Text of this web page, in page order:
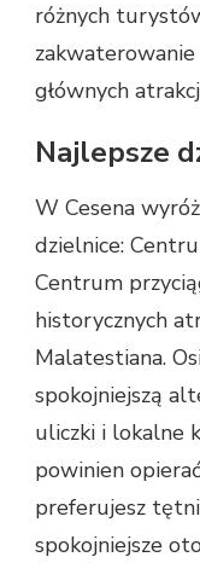
różnych
głównych
Najlepsze
W Cesena
dzielnice:
Centrum
historycznych
Malatestiana.
spokojniejszą
uliczki i lokalne
powinien
preferujesz
spokojniejsze